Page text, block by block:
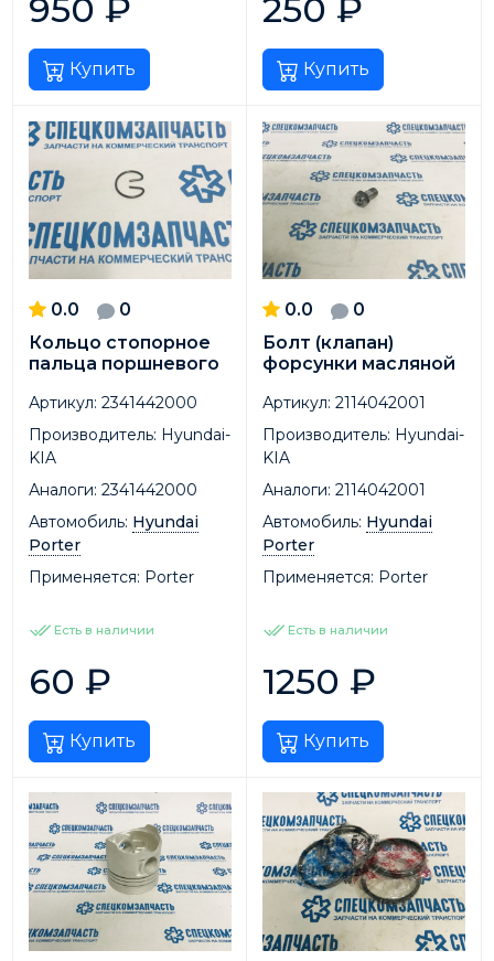
950 ₽
Купить
250 ₽
Купить
0.0
0
Кольцо стопорное
пальца поршневого
Артикул: 2341442000
Производитель: Hyundai-
KIA
Аналоги: 2341442000
Автомобиль: Hyundai
Porter
Применяется: Porter
Есть в наличии
60 ₽
Купить
0.0
0
Болт (клапан)
форсунки масляной
Артикул: 2114042001
Производитель: Hyundai-
KIA
Аналоги: 2114042001
Автомобиль: Hyundai
Porter
Применяется: Porter
Есть в наличии
1250 ₽
Купить